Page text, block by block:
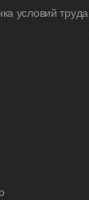
условий труда